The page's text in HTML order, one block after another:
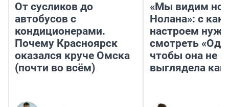
От сусликов до
автобусов с
кондиционерами.
Почему Красноярск
оказался круче Омска
(почти во всём)
«Мы видим
Нолана»: с
настроем
смотреть
чтобы она не
выглядела как